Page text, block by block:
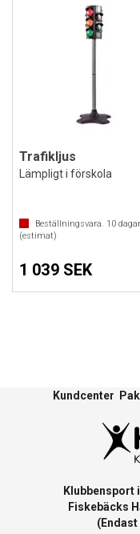
Trafikljus
Lämpligt i förskola
Beställningsvara. 10 dagar
(estimat)
1 039 SEK
Kundcenter
Klubbensport i
Fiskebäcks